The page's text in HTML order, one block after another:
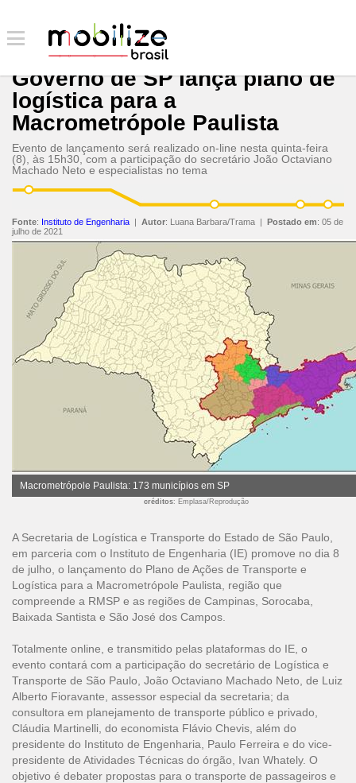
Governo de SP lança plano de
logística para a
Macrometrópole Paulista
Evento de lançamento será realizado on-line nesta quinta-feira
(8), às 15h30, com a participação do secretário João Octaviano
Machado Neto e especialistas no tema
Fonte: Instituto de Engenharia | Autor: Luana Barbara/Trama | Postado em: 05 de
julho de 2021
Macrometrópole Paulista: 173 municípios em SP
créditos: Emplasa/Reprodução
A Secretaria de Logística e Transporte do Estado de São Paulo,
em parceria com o Instituto de Engenharia (IE) promove no dia 8
de julho, o lançamento do Plano de Ações de Transporte e
Logística para a Macrometrópole Paulista, região que
compreende a RMSP e as regiões de Campinas, Sorocaba,
Baixada Santista e São José dos Campos.
Totalmente online, e transmitido pelas plataformas do IE, o
evento contará com a participação do secretário de Logística e
Transporte de São Paulo, João Octaviano Machado Neto, de Luiz
Alberto Fioravante, assessor especial da secretaria; da
consultora em planejamento de transporte público e privado,
Cláudia Martinelli, do economista Flávio Chevis, além do
presidente do Instituto de Engenharia, Paulo Ferreira e do vice-
presidente de Atividades Técnicas do órgão, Ivan Whately. O
objetivo é debater propostas para o transporte de passageiros e